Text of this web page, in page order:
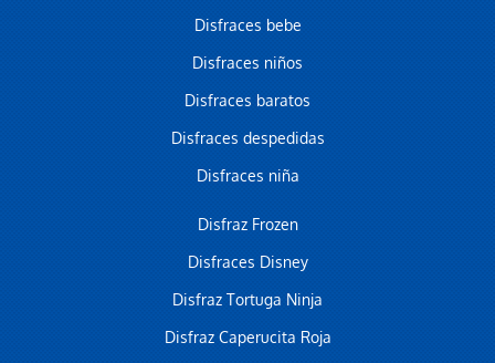
Disfraces bebe
Disfraces niños
Disfraces baratos
Disfraces despedidas
Disfraces niña
Disfraz Frozen
Disfraces Disney
Disfraz Tortuga Ninja
Disfraz Caperucita Roja